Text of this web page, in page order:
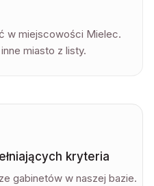
w miejscowości Mielec.
miasto z listy.
—
kryteria
gabinetów w naszej bazie.